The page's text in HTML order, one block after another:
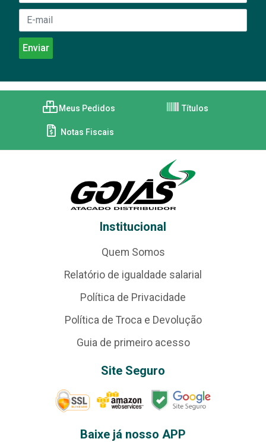
Meus Pedidos Títulos
Notas Fiscais
Institucional
Quem Somos
Relatório de igualdade salarial
Política de Privacidade
Política de Troca e Devolução
Guia de primeiro acesso
Site Seguro
Baixe já nosso APP